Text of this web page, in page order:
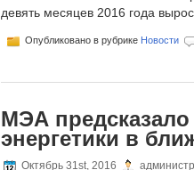
девять месяцев 2016 года
Опубликовано в рубрике Новости
МЭА
энергетики в
Октябрь 31st, 2016